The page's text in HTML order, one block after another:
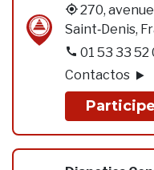
270,
Saint‑Denis,
01 53 33 52
Contactos